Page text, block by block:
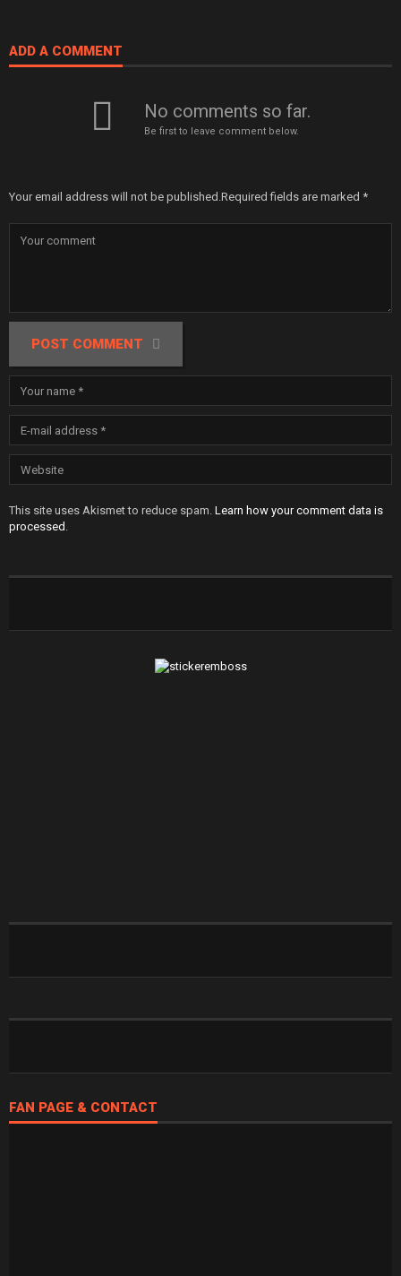
ADD A COMMENT
No comments so far.
Be first to leave comment below.
Your email address will not be published.Required fields are marked *
POST COMMENT
This site uses Akismet to reduce spam. Learn how your comment data is
processed .
FAN PAGE & CONTACT